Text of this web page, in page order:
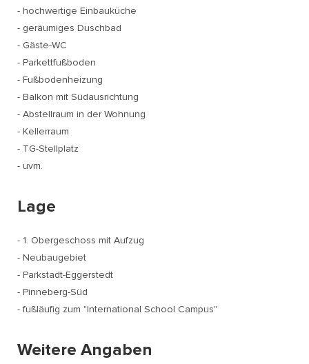
- hochwertige Einbauküche
- geräumiges Duschbad
- Gäste-WC
- Parkettfußboden
- Fußbodenheizung
- Balkon mit Südausrichtung
- Abstellraum in der Wohnung
- Kellerraum
- TG-Stellplatz
- uvm.
Lage
- 1. Obergeschoss mit Aufzug
- Neubaugebiet
- Parkstadt-Eggerstedt
- Pinneberg-Süd
- fußläufig zum "International School Campus"
Weitere Angaben